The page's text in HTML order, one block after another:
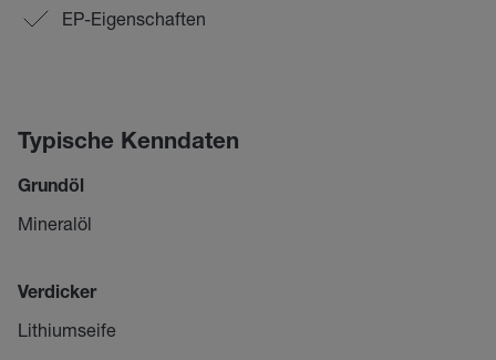
EP-Eigenschaften
Typische Kenndaten
Grundöl
Mineralöl
Verdicker
Lithiumseife